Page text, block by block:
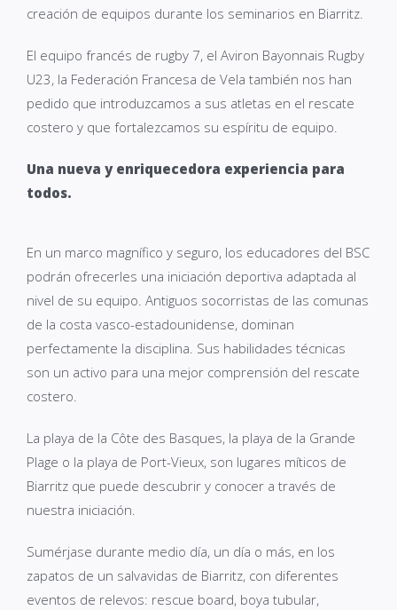
creación de equipos durante los seminarios en Biarritz.
El equipo francés de rugby 7, el Aviron Bayonnais Rugby
U23, la Federación Francesa de Vela también nos han
pedido que introduzcamos a sus atletas en el rescate
costero y que fortalezcamos su espíritu de equipo.
Una nueva y enriquecedora experiencia para
todos.
En un marco magnífico y seguro, los educadores del BSC
podrán ofrecerles una iniciación deportiva adaptada al
nivel de su equipo. Antiguos socorristas de las comunas
de la costa vasco-estadounidense, dominan
perfectamente la disciplina. Sus habilidades técnicas
son un activo para una mejor comprensión del rescate
costero.
La playa de la Côte des Basques, la playa de la Grande
Plage o la playa de Port-Vieux, son lugares míticos de
Biarritz que puede descubrir y conocer a través de
nuestra iniciación.
Sumérjase durante medio día, un día o más, en los
zapatos de un salvavidas de Biarritz, con diferentes
eventos de relevos: rescue board, boya tubular,